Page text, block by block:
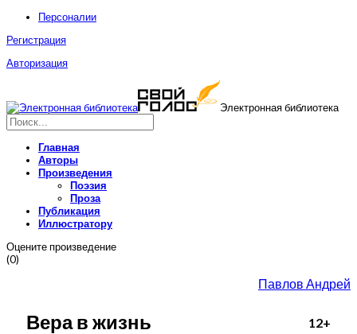
Персоналии
Регистрация
Авторизация
Электронная библиотека
Главная
Авторы
Произведения
Поэзия
Проза
Публикация
Иллюстратору
Оцените произведение
(0)
Павлов Андрей
Вера в жизнь 12+